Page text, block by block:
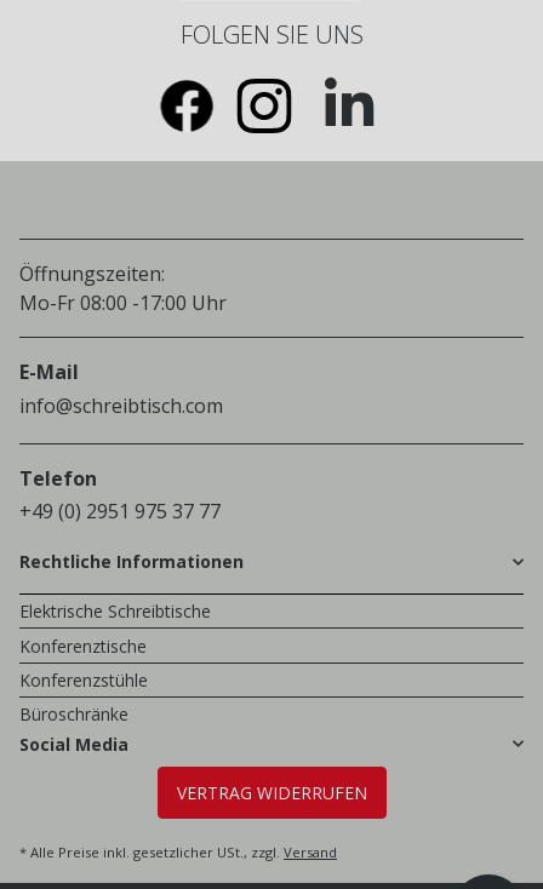
FOLGEN SIE UNS
Öffnungszeiten:
Mo-Fr 08:00 -17:00 Uhr
E-Mail
info@schreibtisch.com
Telefon
+49 (0) 2951 975 37 77
Rechtliche Informationen
Elektrische Schreibtische
Konferenztische
Konferenzstühle
Büroschränke
Social Media
VERTRAG WIDERRUFEN
* Alle Preise inkl. gesetzlicher USt., zzgl. Versand